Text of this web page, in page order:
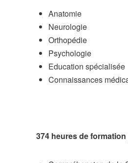
Anatomie
Neurologie
Orthopédie
Psychologie
Education spécialisée
Connaissances
374 heures de